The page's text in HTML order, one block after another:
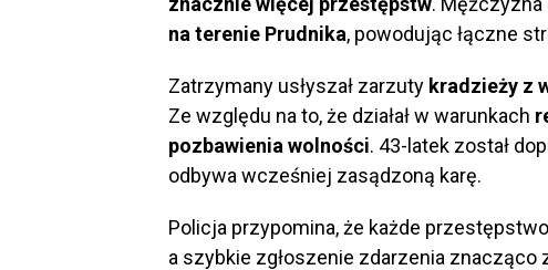
na terenie Prudnika, powodując łączne
Zatrzymany usłyszał zarzuty kradzieży z
Ze względu na to, że działał w warunkach
pozbawienia wolności. 43-latek został
odbywa wcześniej zasądzoną karę.
Policja przypomina, że każde
a szybkie zgłoszenie zdarzenia